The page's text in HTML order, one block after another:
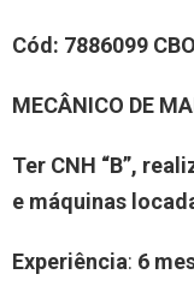
Cód: 7886099
MECÂNICO DE
Ter CNH “B”,
e máquinas
Experiência: 6